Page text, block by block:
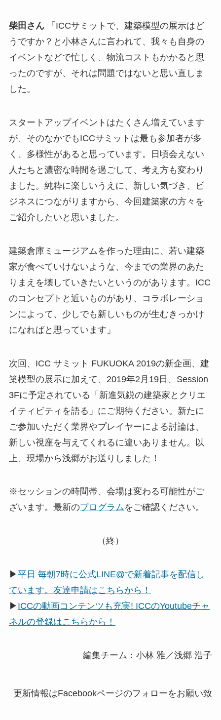
柴田さん「ICCサミットで、建築模型の展示はど
うですか？と小林さんに言われて、我々も自身の
イベントなどで忙しく、物流コストもかかると思
ったのですが、それは問題ではないと思い直しま
した。
スタートアップイベントはたくさん増えています
が、そのなかでもICCサミットは最も参加者が多
く、多様性があると思っています。日頃会えない
人たちと濃密な時間を過ごして、考え方も変わり
ました。純粋に楽しいうえに、新しい気づき、ビ
ジネスにつながりますから、今回建築家の方々を
ご紹介したいと思いました。
建築倉庫ミュージアムを作った理由に、若い建築
家が食べていけないような、今までの業界のあた
りまえを壊していきたいというのがあります。ICC
のコンセプトと近いものがあり、コラボレーショ
ンによって、少しでも新しいものが生むきっかけ
になればと思っています」
次回、ICC サミット FUKUOKA 2019の新企画、建
築模型の展示に加えて、2019年2月19日、Session
3Fに予定されている「新進気鋭の建築家とクリエ
イティビティを語る」にご期待ください。新たに
ご参加いただく業界やプレイヤーによる討論は、
新しい視座を与えてくれるに違いありません。以
上、現場から浅郷がお送りしました！
※セッションの時間帯、会場は変わる可能性がご
ざいます。最新のプログラムをご確認ください。
（終）
▶平日 毎朝7時に公式LINE@で新着記事を配信し
ています。友達申請はこちらから！
▶ ICCの動画コンテンツも充実! ICCのYoutubeチャ
ネルの登録はこちらから！
編集チーム：小林 雅／浅郷 浩子